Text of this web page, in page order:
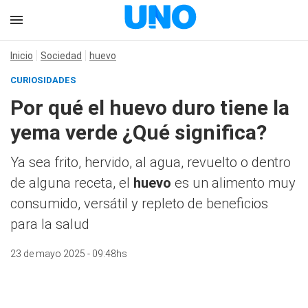
Inicio Sociedad huevo
CURIOSIDADES
Por qué el huevo duro tiene la
yema verde ¿Qué significa?
Ya sea frito, hervido, al agua, revuelto o dentro
de alguna receta, el huevo es un alimento muy
consumido, versátil y repleto de beneficios
para la salud
23 de mayo 2025 - 09:48hs